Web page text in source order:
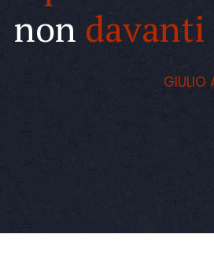
non davanti
GIULIO